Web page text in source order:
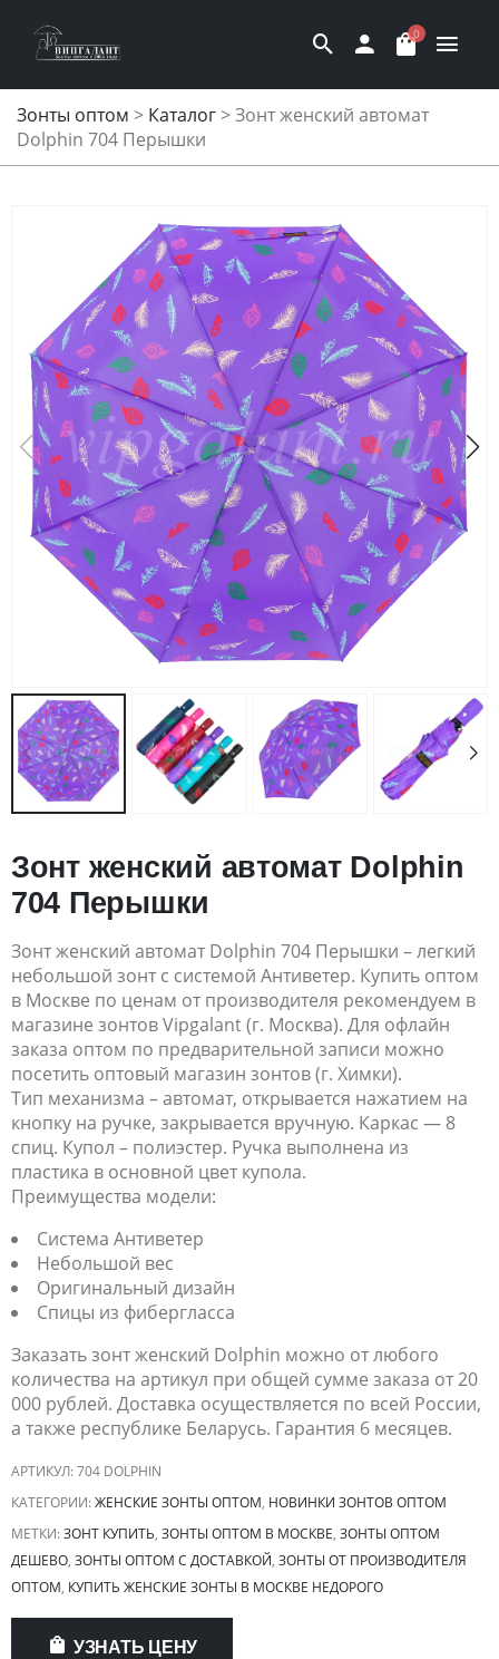
0
Зонты оптом > Каталог>Зонт женский автомат
Dolphin 704 Перышки
Зонт женский автомат Dolphin
704 Перышки
Зонт женский автомат Dolphin 704 Перышки – легкий
небольшой зонт с системой Антиветер. Купить оптом
в Москве по ценам от производителя рекомендуем в
магазине зонтов Vipgalant (г. Москва). Для офлайн
заказа оптом по предварительной записи можно
посетить оптовый магазин зонтов (г. Химки).
Тип механизма – автомат, открывается нажатием на
кнопку на ручке, закрывается вручную. Каркас — 8
спиц. Купол – полиэстер. Ручка выполнена из
пластика в основной цвет купола.
Преимущества модели:
Система Антиветер
Небольшой вес
Оригинальный дизайн
Спицы из фибергласса
Заказать зонт женский Dolphin можно от любого
количества на артикул при общей сумме заказа от 20
000 рублей. Доставка осуществляется по всей России,
а также республике Беларусь. Гарантия 6 месяцев.
АРТИКУЛ:704 DOLPHIN
КАТЕГОРИИ:ЖЕНСКИЕ ЗОНТЫ ОПТОМ, НОВИНКИ ЗОНТОВ ОПТОМ
МЕТКИ:ЗОНТ КУПИТЬ, ЗОНТЫ ОПТОМ В МОСКВЕ, ЗОНТЫ ОПТОМ
ДЕШЕВО, ЗОНТЫ ОПТОМ С ДОСТАВКОЙ, ЗОНТЫ ОТ ПРОИЗВОДИТЕЛЯ
ОПТОМ, КУПИТЬ ЖЕНСКИЕ ЗОНТЫ В МОСКВЕ НЕДОРОГО
УЗНАТЬ ЦЕНУ